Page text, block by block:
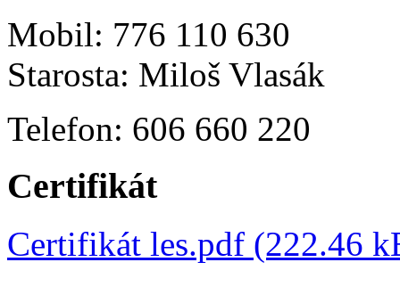
Mobil: 776 110 630
Starosta: Miloš Vlasák
Telefon: 606 660 220
Certifikát
Certifikát les.pdf (222.46